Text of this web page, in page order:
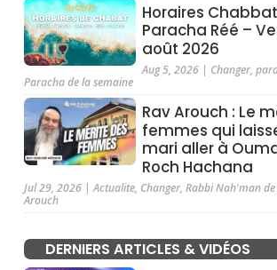
Horaires
Paracha Réé –
août 2026
Aug 5, 2026| Changer,
Paracha de la semaine
Rav Arouch : Le
femmes qui
mari aller à
Roch Hachana
Jul 29, 2026 |Actualite, Changer,Rabbi Nah'man de
Arouch
DERNIERS ARTICLES & VIDÉOS